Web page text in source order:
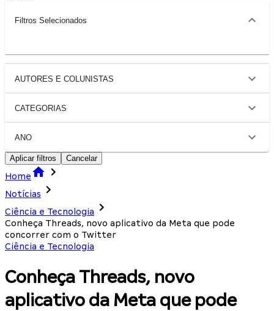
Filtros Selecionados
AUTORES E COLUNISTAS
CATEGORIAS
ANO
Aplicar filtros Cancelar
Home
Notícias
Ciência e Tecnologia
Conheça Threads, novo aplicativo da Meta que pode
concorrer com o Twitter
Ciência e Tecnologia
Conheça Threads, novo
aplicativo da Meta que pode